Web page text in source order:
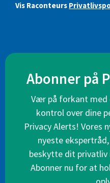
Vis Raconteurs
Abonner på
Vær på forkant med
kontrol over dine
Privacy Alerts! Vores
nyeste
beskytte dit privatliv
Abonner nu for at